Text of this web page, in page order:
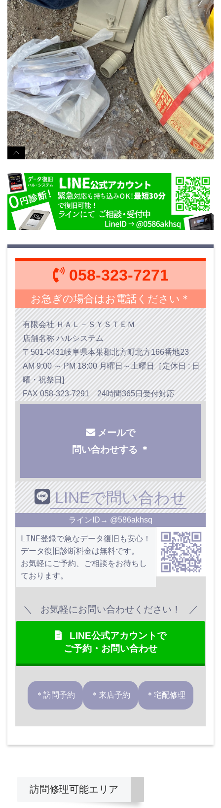
058-323-7271
お急ぎの場合はお電話ください＊
有限会社 ＨＡＬ－ＳＹＳＴＥＭ
店舗名称 ハルシステム
〒501-0431岐阜県本巣郡北方町北方166番地23
AM 9:00 ～ PM 18:00 月曜日～土曜日［定休日 : 日
曜・祝祭日]
FAX 058-323-7291 24時間365日受付対応
メールで
問い合わせする ＊
LINEで問い合わせ
ラインID→ @586akhsq
LINE登録で急なデータ復旧も安心！
データ復旧診断料金は無料です。
お気軽にご予約、ご相談をお待ちし
ております。
お気軽にお問い合わせください！
LINE公式アカウントで
ご予約・お問い合わせ
＊訪問予約 ＊来店予約 ＊宅配修理
訪問修理可能エリア